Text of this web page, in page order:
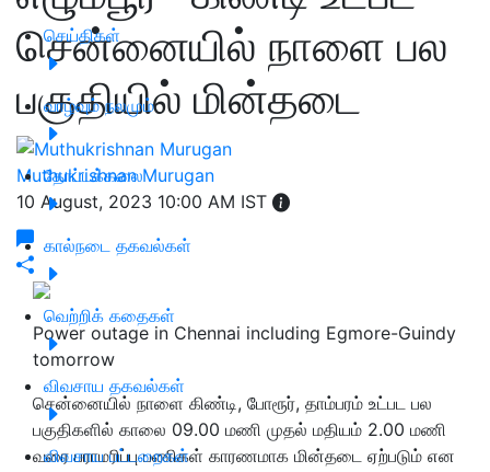
செய்திகள்
வாழ்வும் நலமும்
தோட்டக்கலை
கால்நடை தகவல்கள்
வெற்றிக் கதைகள்
விவசாய தகவல்கள்
விவசாய பட்டறைகள்
சென்னையில் நாளை பல
பகுதியில் மின்தடை
Muthukrishnan Murugan
10 August, 2023 10:00 AM IST
Power outage in Chennai including Egmore-Guindy
tomorrow
சென்னையில் நாளை கிண்டி, போரூர், தாம்பரம் உட்பட பல
பகுதிகளில் காலை 09.00 மணி முதல் மதியம் 2.00 மணி
வரை பராமரிப்பு பணிகள் காரணமாக மின்தடை ஏற்படும் என